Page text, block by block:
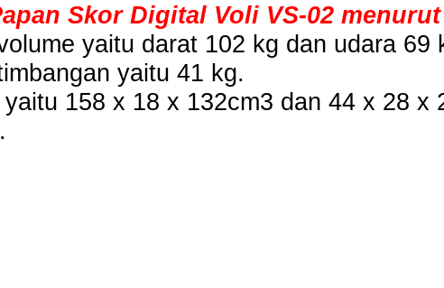
Skor Digital Voli VS-02
yaitu darat 102 kg dan udara 69
yaitu 41 kg.
158 x 18 x 132cm3 dan 44 x 28 x